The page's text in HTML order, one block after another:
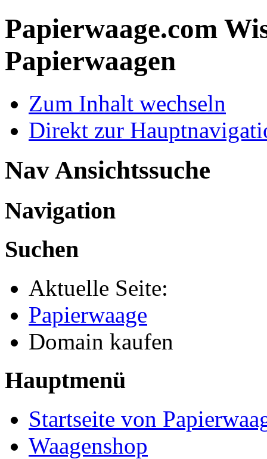
Papierwaage.com
Papierwaagen
Zum Inhalt wechseln
Direkt zur
Nav Ansichtssuche
Navigation
Suchen
Aktuelle Seite:
Papierwaage
Domain kaufen
Hauptmenü
Startseite von
Waagenshop